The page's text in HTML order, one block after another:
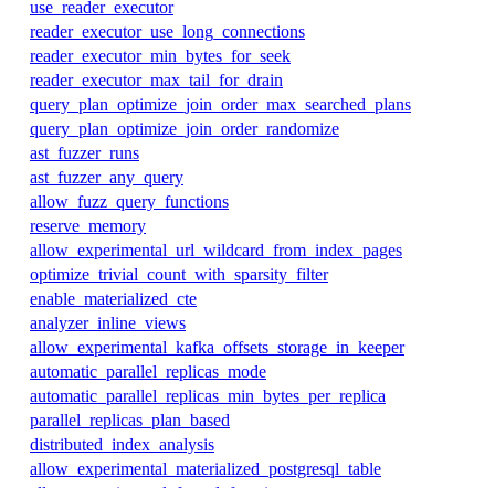
use_reader_executor
reader_executor_use_long_connections
reader_executor_min_bytes_for_seek
reader_executor_max_tail_for_drain
query_plan_optimize_join_order_max_searched_plans
query_plan_optimize_join_order_randomize
ast_fuzzer_runs
ast_fuzzer_any_query
allow_fuzz_query_functions
reserve_memory
allow_experimental_url_wildcard_from_index_pages
optimize_trivial_count_with_sparsity_filter
enable_materialized_cte
analyzer_inline_views
allow_experimental_kafka_offsets_storage_in_keeper
automatic_parallel_replicas_mode
automatic_parallel_replicas_min_bytes_per_replica
parallel_replicas_plan_based
distributed_index_analysis
allow_experimental_materialized_postgresql_table